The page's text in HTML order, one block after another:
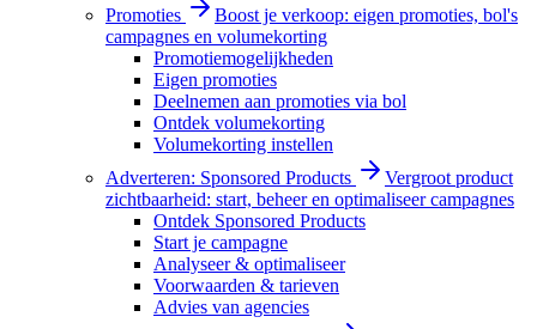
Promoties
Boost je verkoop: eigen promoties, bol's
campagnes en volumekorting
Promotiemogelijkheden
Eigen promoties
Deelnemen aan promoties via bol
Ontdek volumekorting
Volumekorting instellen
Adverteren: Sponsored Products
Vergroot product
zichtbaarheid: start, beheer en optimaliseer campagnes
Ontdek Sponsored Products
Start je campagne
Analyseer & optimaliseer
Voorwaarden & tarieven
Advies van agencies